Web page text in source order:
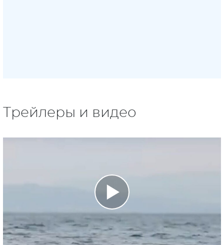
Трейлеры и видео